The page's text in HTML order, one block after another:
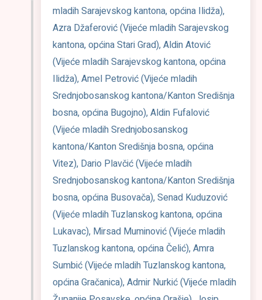
mladih Sarajevskog kantona, općina Ilidža),
Azra Džaferović (Vijeće mladih Sarajevskog
kantona, općina Stari Grad), Aldin Atović
(Vijeće mladih Sarajevskog kantona, općina
Ilidža), Amel Petrović (Vijeće mladih
Srednjobosanskog kantona/Kanton Središnja
bosna, općina Bugojno), Aldin Fufalović
(Vijeće mladih Srednjobosanskog
kantona/Kanton Središnja bosna, općina
Vitez), Dario Plavčić (Vijeće mladih
Srednjobosanskog kantona/Kanton Središnja
bosna, općina Busovača), Senad Kuduzović
(Vijeće mladih Tuzlanskog kantona, općina
Lukavac), Mirsad Muminović (Vijeće mladih
Tuzlanskog kantona, općina Čelić), Amra
Sumbić (Vijeće mladih Tuzlanskog kantona,
općina Gračanica), Admir Nurkić (Vijeće mladih